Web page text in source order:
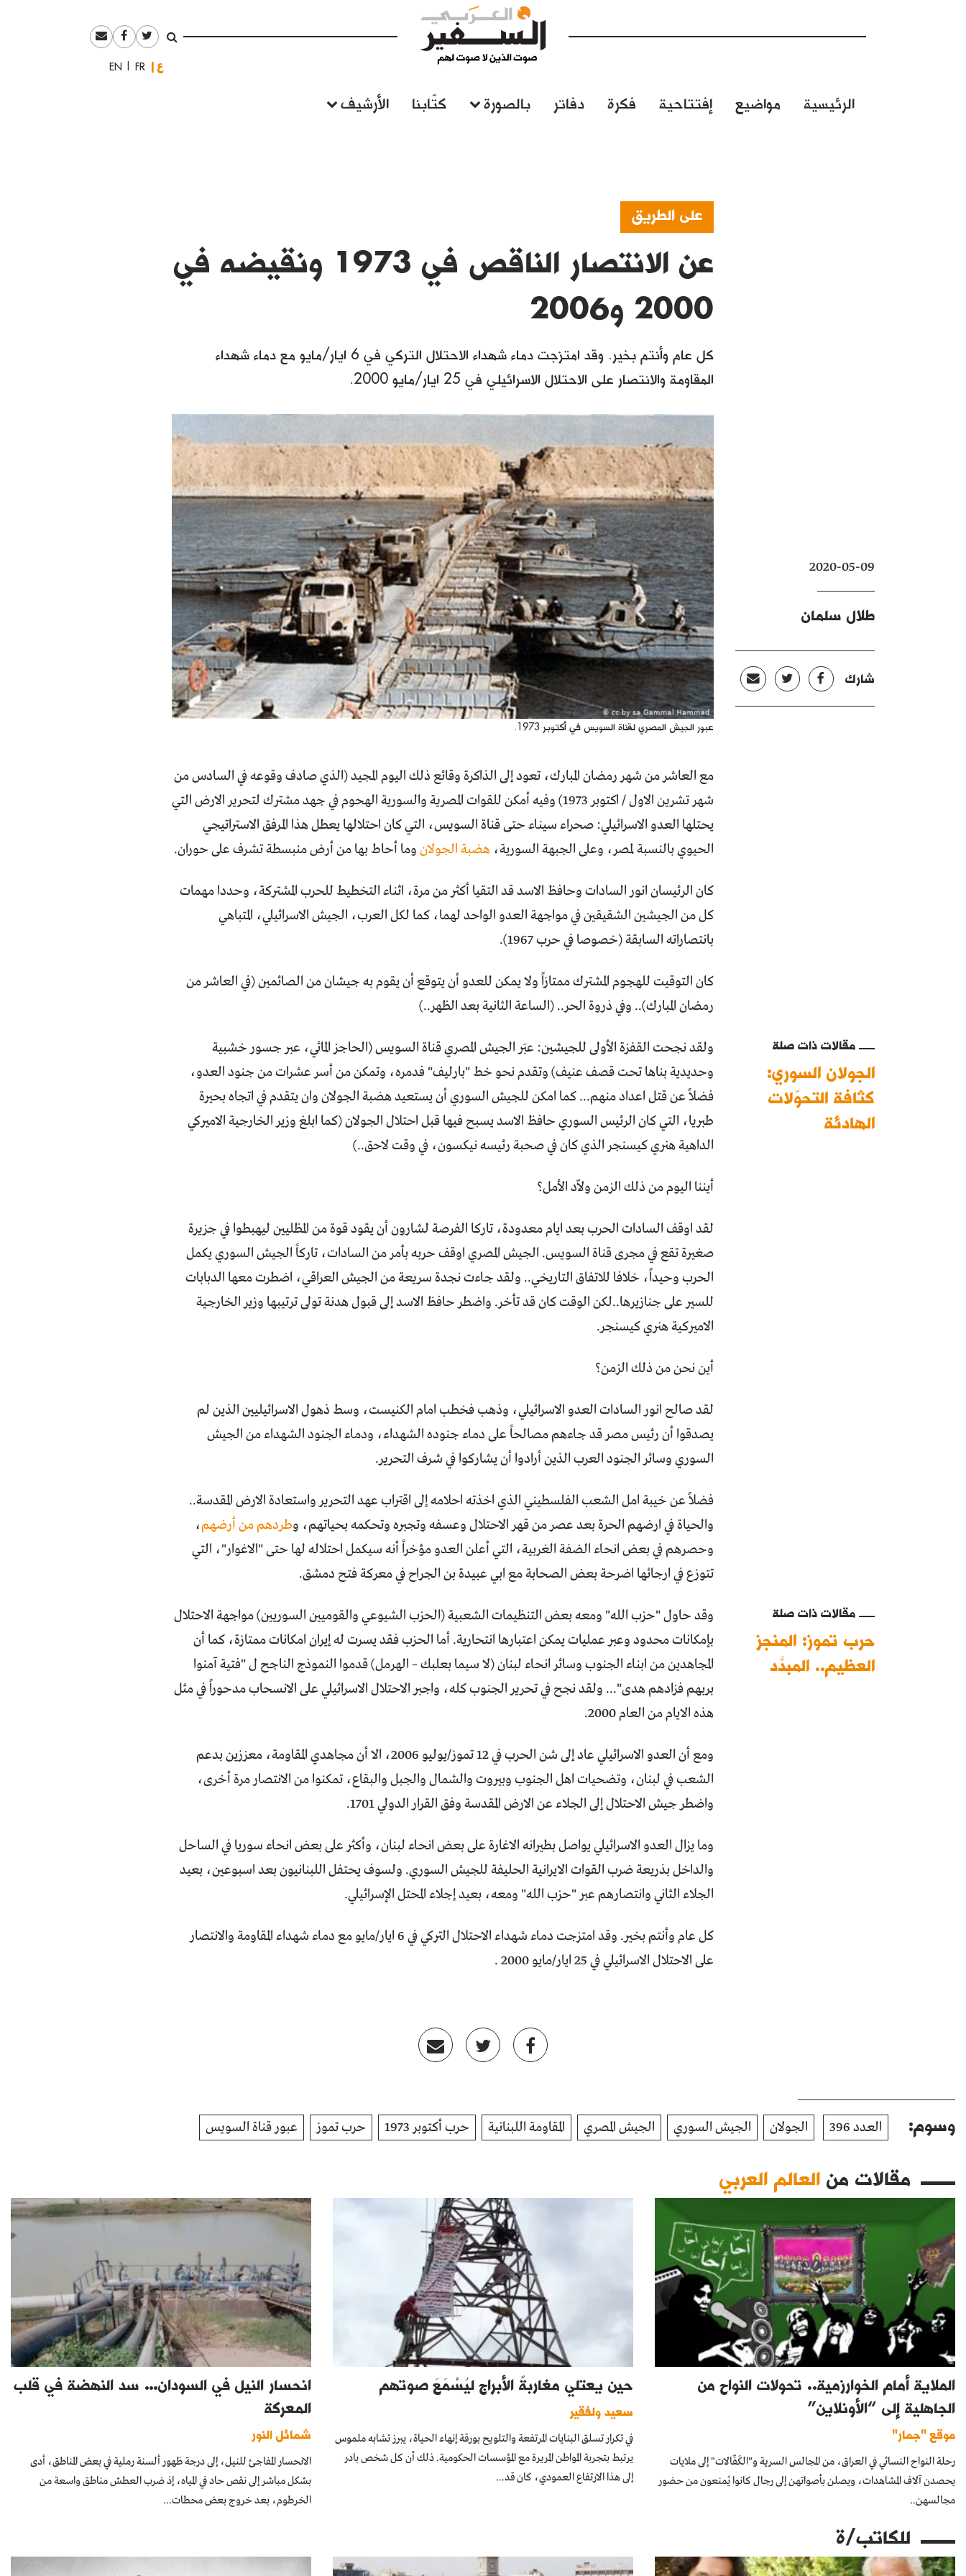
العربيةFrançais
English
الرئيسية مواضيع إفتتاحية فكرة دفاتر بالصورة كتّابنا الأرشيف
على الطريق
عن الانتصار الناقص في 1973 ونقيضه في
2000 و2006
كل عام وأنتم بخير. وقد امتزجت دماء شهداء الاحتلال التركي في 6 ايار/مايو مع دماء شهداء
المقاومة والانتصار على الاحتلال الاسرائيلي في 25 ايار/مايو 2000.
2020-05-09
طلال سلمان
شارك
عبور الجيش المصري لقناة السويس في أكتوبر 1973.
مع العاشر من شهر رمضان المبارك، تعود إلى الذاكرة وقائع ذلك اليوم المجيد (الذي صادف وقوعه في السادس من
شهر تشرين الاول / اكتوبر 1973) وفيه أمكن للقوات المصرية والسورية الهحوم في جهد مشترك لتحرير الارض التي
يحتلها العدو الاسرائيلي: صحراء سيناء حتى قناة السويس، التي كان احتلالها يعطل هذا المرفق الاستراتيجي
الحيوي بالنسبة لمصر، وعلى الجبهة السورية، هضبة الجولان وما أحاط بها من أرض منبسطة تشرف على حوران.
كان الرئيسان انور السادات وحافظ الاسد قد التقيا أكثر من مرة، اثناء التخطيط للحرب المشتركة، وحددا مهمات
كل من الجيشين الشقيقين في مواجهة العدو الواحد لهما، كما لكل العرب، الجيش الاسرائيلي، المتباهي
بانتصاراته السابقة (خصوصا في حرب 1967).
كان التوقيت للهجوم المشترك ممتازاً ولا يمكن للعدو أن يتوقع أن يقوم به جيشان من الصائمين (في العاشر من
رمضان المبارك).. وفي ذروة الحر.. (الساعة الثانية بعد الظهر..)
مقالات ذات صلة
الجولان السوري:
كثافة التحوّلات
الهادئة
ولقد نجحت القفزة الأولى للجيشين: عبَر الجيش المصري قناة السويس (الحاجز المائي، عبر جسور خشبية
وحديدية بناها تحت قصف عنيف) وتقدم نحو خط "بارليف" فدمره، وتمكن من أسر عشرات من جنود العدو،
فضلاً عن قتل اعداد منهم... كما امكن للجيش السوري أن يستعيد هضبة الجولان وان يتقدم في اتجاه بحيرة
طبريا، التي كان الرئيس السوري حافظ الاسد يسبح فيها قبل احتلال الجولان (كما ابلغ وزير الخارجية الاميركي
الداهية هنري كيسنجر الذي كان في صحبة رئيسه نيكسون، في وقت لاحق..)
أيننا اليوم من ذلك الزمن ولاّد الأمل؟
لقد اوقف السادات الحرب بعد ايام معدودة، تاركا الفرصة لشارون أن يقود قوة من المظليين ليهبطوا في جزيرة
صغيرة تقع في مجرى قناة السويس. الجيش المصري اوقف حربه بأمر من السادات، تاركاً الجيش السوري يكمل
الحرب وحيداً، خلافا للاتفاق التاريخي.. ولقد جاءت نجدة سريعة من الجيش العراقي، اضطرت معها الدبابات
للسير على جنازيرها..لكن الوقت كان قد تأخر. واضطر حافظ الاسد إلى قبول هدنة تولى ترتيبها وزير الخارجية
الاميركية هنري كيسنجر.
أين نحن من ذلك الزمن؟
لقد صالح انور السادات العدو الاسرائيلي، وذهب فخطب امام الكنيست، وسط ذهول الاسرائيليين الذين لم
يصدقوا أن رئيس مصر قد جاءهم مصالحاً على دماء جنوده الشهداء، ودماء الجنود الشهداء من الجيش
السوري وسائر الجنود العرب الذين أرادوا أن يشاركوا في شرف التحرير.
فضلاً عن خيبة امل الشعب الفلسطيني الذي اخذته احلامه إلى اقتراب عهد التحرير واستعادة الارض المقدسة..
والحياة في ارضهم الحرة بعد عصر من قهر الاحتلال وعسفه وتجبره وتحكمه بحياتهم، وطردهم من أرضهم،
وحصرهم في بعض انحاء الضفة الغربية، التي أعلن العدو مؤخراً أنه سيكمل احتلاله لها حتى "الاغوار"، التي
تتوزع في ارجائها اضرحة بعض الصحابة مع ابي عبيدة بن الجراح في معركة فتح دمشق.
مقالات ذات صلة
حرب تموز: المنجز
العظيم.. المبدَّد
وقد حاول "حزب الله" ومعه بعض التنظيمات الشعبية (الحزب الشيوعي والقوميين السوريين) مواجهة الاحتلال
بإمكانات محدود وعبر عمليات يمكن اعتبارها انتحارية. أما الحزب فقد يسرت له إيران امكانات ممتازة، كما أن
المجاهدين من ابناء الجنوب وسائر انحاء لبنان (لا سيما بعلبك – الهرمل) قدموا النموذج الناجح ل "فتية آمنوا
بربهم فزادهم هدى"... ولقد نجح في تحرير الجنوب كله، واجبر الاحتلال الاسرائيلي على الانسحاب مدحوراً في مثل
هذه الايام من العام 2000.
ومع أن العدو الاسرائيلي عاد إلى شن الحرب في 12 تموز/يوليو 2006، الا أن مجاهدي المقاومة، معززين بدعم
الشعب في لبنان، وتضحيات اهل الجنوب وبيروت والشمال والجبل والبقاع، تمكنوا من الانتصار مرة أخرى،
واضطر جيش الاحتلال إلى الجلاء عن الارض المقدسة وفق القرار الدولي 1701.
وما يزال العدو الاسرائيلي يواصل بطيرانه الاغارة على بعض انحاء لبنان، وأكثر على بعض انحاء سوريا في الساحل
والداخل بذريعة ضرب القوات الايرانية الحليفة للجيش السوري. ولسوف يحتفل اللبنانيون بعد اسبوعين، بعيد
الجلاء الثاني وانتصارهم عبر "حزب الله" ومعه، بعيد إجلاء المحتل الإسرائيلي.
كل عام وأنتم بخير. وقد امتزجت دماء شهداء الاحتلال التركي في 6 ايار/مايو مع دماء شهداء المقاومة والانتصار
على الاحتلال الاسرائيلي في 25 ايار/مايو 2000 .
وسوم: العدد 396 الجولان الجيش السوري الجيش المصري المقاومة اللبنانية حرب أكتوبر 1973 حرب تموز عبور قناة السويس
مقالات من العالم العربي
الملاية أمام الخوارزمية.. تحولات النواح من
الجاهلية إلى “الأونلاين”
موقع "جمار"
رحلة النواح النسائي في العراق، من المجالس السرية و"الكَفّالات" إلى ملايات
يحصدن آلاف المشاهدات، ويصلن بأصواتهن إلى رجال كانوا يُمنعون من حضور
مجالسهن..
حين يعتلي مغاربةٌ الأبراج ليُسْمَعَ صوتهم
سعيد ولفقير
في تكرار تسلق البنايات المرتفعة والتلويح بورقة إنهاء الحياة، يبرز تشابه ملموس
يرتبط بتجربة المواطن المريرة مع المؤسسات الحكومية. ذلك أن كل شخص بادر
إلى هذا الارتفاع العمودي، كان قد...
انحسار النيل في السودان… سد النهضة في قلب
المعركة
شمائل النور
الانحسار المفاجئ للنيل، إلى درجة ظهور ألسنة رملية في بعض المناطق، أدى
بشكل مباشر إلى نقص حاد في المياه، إذ ضرب العطش مناطق واسعة من
الخرطوم، بعد خروج بعض محطات...
للكاتب/ة